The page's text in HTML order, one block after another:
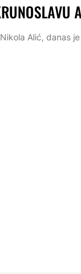
Alić, danas